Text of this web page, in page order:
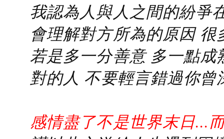
我認為人與人之間的紛爭
會理解對方所為的原因
若是多一分善意 多一點
對的人 不要輕言錯過你曾
感情盡了不是世界末日...